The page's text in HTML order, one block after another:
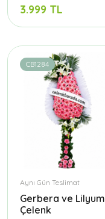
3.999 TL
CB1284
Aynı Gün Teslimat
Gerbera ve Lilyum
Çelenk